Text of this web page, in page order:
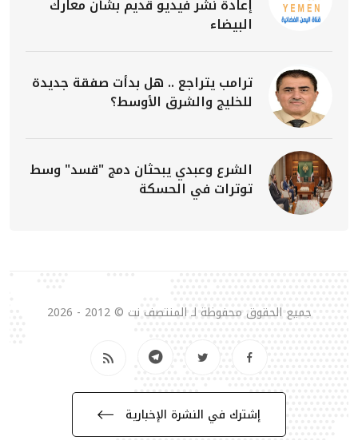
إعادة نشر فيديو قديم بشأن معارك
البيضاء
ترامب يتراجع .. هل بدأت صفقة جديدة
للخليج والشرق الأوسط؟
الشرع وعبدي يبحثان دمج "قسد" وسط
توترات في الحسكة
جميع الحقوق محفوظة لـ المنتصف نت © 2012 - 2026
إشترك في النشرة الإخبارية